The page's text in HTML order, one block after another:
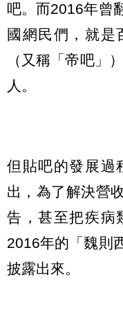
吧。而2016年曾
國網民們，就是
（又稱「帝吧」
人。
但貼吧的發展過
出，為了解決營
告，甚至把疾病
2016年的「魏則
披露出來。